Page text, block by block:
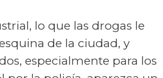
lo que las drogas le
de la ciudad, y
especialmente para los